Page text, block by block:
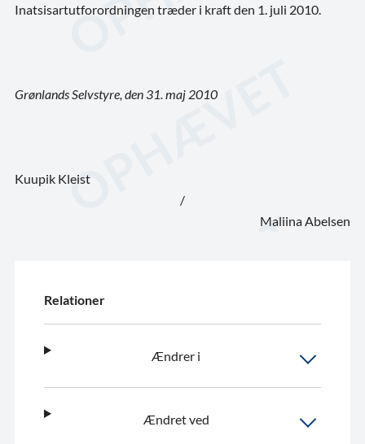
Inatsisartutforordningen træder i kraft den 1. juli 2010.
Grønlands Selvstyre, den 31. maj 2010
Kuupik Kleist
/
Maliina Abelsen
Relationer
Ændrer i
Ændret ved